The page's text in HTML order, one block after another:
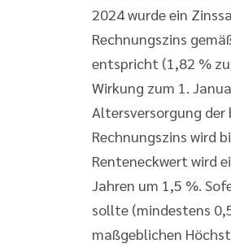
2024 wurde ein
Rechnungszins
entspricht (1,82 %
Wirkung zum 1.
Altersversorgung
Rechnungszins wird
Renteneckwert wird
Jahren um 1,5 %.
sollte (mindestens
maßgeblichen